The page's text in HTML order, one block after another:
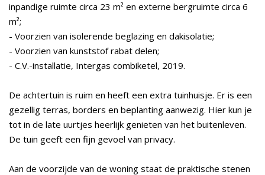
inpandige ruimte circa 23 m² en externe bergruimte circa 6
m²;
- Voorzien van isolerende beglazing en dakisolatie;
- Voorzien van kunststof rabat delen;
- C.V.-installatie, Intergas combiketel, 2019.
De achtertuin is ruim en heeft een extra tuinhuisje. Er is een
gezellig terras, borders en beplanting aanwezig. Hier kun je
tot in de late uurtjes heerlijk genieten van het buitenleven.
De tuin geeft een fijn gevoel van privacy.
Aan de voorzijde van de woning staat de praktische stenen